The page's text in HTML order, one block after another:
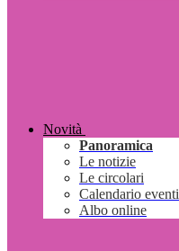
Novità
Panoramica
Le notizie
Le circolari
Calendario eventi
Albo online